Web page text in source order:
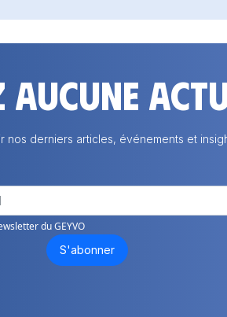
aucune
derniers articles, événements et
du GEYVO
S'abonner